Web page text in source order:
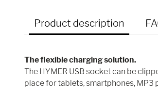
Product description
The flexible charging solution.
The HYMER USB socket can be
place for tablets, smartphones, MP3